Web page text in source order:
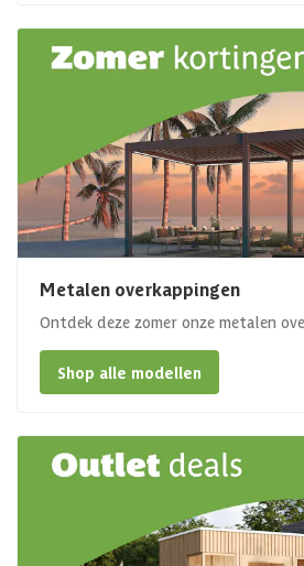
Metalen overkappingen
Ontdek deze zomer onze metalen
Shop alle modellen